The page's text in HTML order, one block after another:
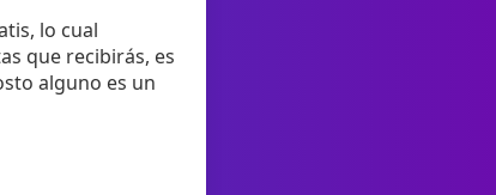
lo cual
que recibirás, es
alguno es un